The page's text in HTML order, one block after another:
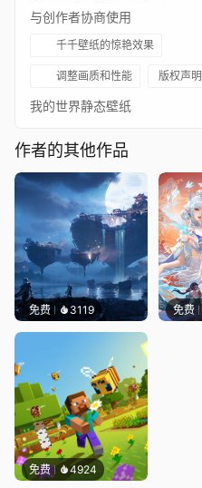
与创作者协商使用
千千壁纸的惊艳效果
调整画质和性能 版权声明
我的世界静态壁纸
作者的其他作品
免费 3119 免费
免费 4924